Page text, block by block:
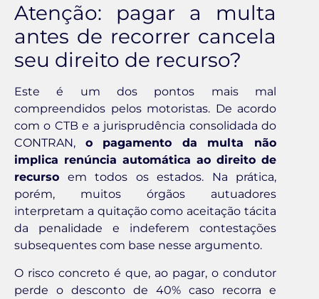
Atenção: pagar a multa
antes de recorrer cancela
seu direito de recurso?
Este é um dos pontos mais mal
compreendidos pelos motoristas. De acordo
com o CTB e a jurisprudência consolidada do
CONTRAN, o pagamento da multa não
implica renúncia automática ao direito de
recurso em todos os estados. Na prática,
porém, muitos órgãos autuadores
interpretam a quitação como aceitação tácita
da penalidade e indeferem contestações
subsequentes com base nesse argumento.
O risco concreto é que, ao pagar, o condutor
perde o desconto de 40% caso recorra e